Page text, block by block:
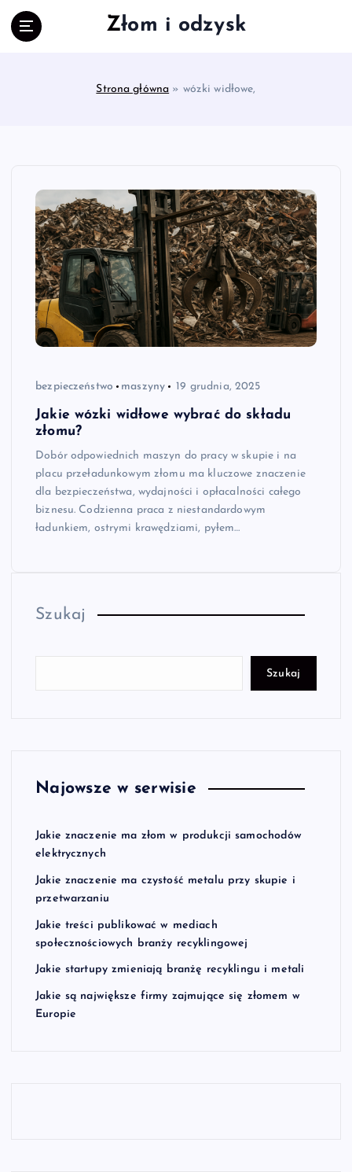
Złom i odzysk
Strona główna » wózki widłowe,
bezpieczeństwo maszyny 19 grudnia, 2025
Jakie wózki widłowe wybrać do składu
złomu?
Dobór odpowiednich maszyn do pracy w skupie i na
placu przeładunkowym złomu ma kluczowe znaczenie
dla bezpieczeństwa, wydajności i opłacalności całego
biznesu. Codzienna praca z niestandardowym
ładunkiem, ostrymi krawędziami, pyłem…
Szukaj
Szukaj
Najowsze w serwisie
Jakie znaczenie ma złom w produkcji samochodów
elektrycznych
Jakie znaczenie ma czystość metalu przy skupie i
przetwarzaniu
Jakie treści publikować w mediach
społecznościowych branży recyklingowej
Jakie startupy zmieniają branżę recyklingu i metali
Jakie są największe firmy zajmujące się złomem w
Europie